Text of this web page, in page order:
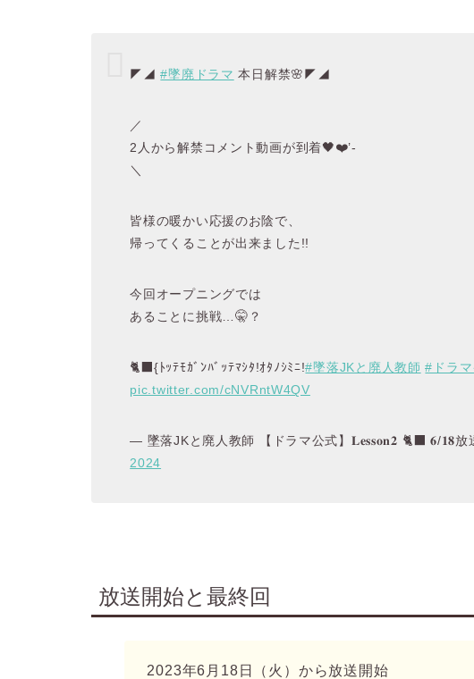
◤◢#墜廃ドラマ 本日解禁🌸◤◢
／
2人から解禁コメント動画が到着🖤❤️’-
＼
皆様の暖かい応援のお陰で、
帰ってくることが出来ました!!
今回オープニングでは
あることに挑戦…🤫？
🐈‍⬛{ﾄｯﾃﾓｶﾞﾝﾊﾞｯﾃﾏｼﾀ!ｵﾀﾉｼﾐﾆ!#墜落JKと廃人教師 #ドラ
pic.twitter.com/cNVRntW4QV
— 墜落JKと廃人教師 【ドラマ公式】𝐋𝐞𝐬𝐬𝐨𝐧𝟐 🐈‍⬛ 𝟔/𝟏𝟖
2024
放送開始と最終回
2023年6月18日（火）から放送開始